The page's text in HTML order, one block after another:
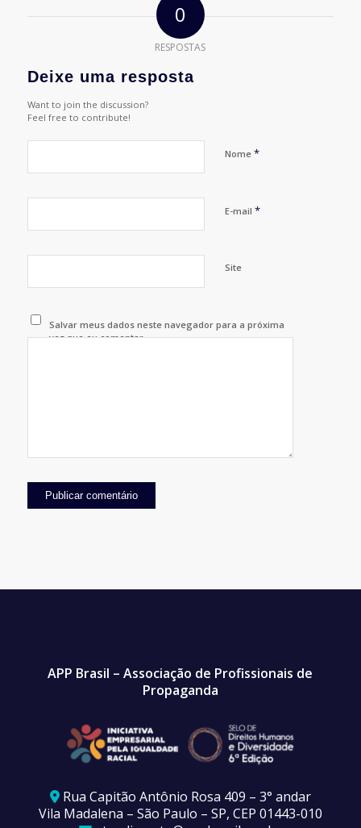
0
RESPOSTAS
Deixe uma resposta
Want to join the discussion?
Feel free to contribute!
Nome *
E-mail *
Site
Salvar meus dados neste navegador para a próxima
vez que eu comentar.
APP Brasil – Associação de Profissionais de
Propaganda
Rua Capitão Antônio Rosa 409 – 3° andar
Vila Madalena – São Paulo – SP, CEP 01443-010